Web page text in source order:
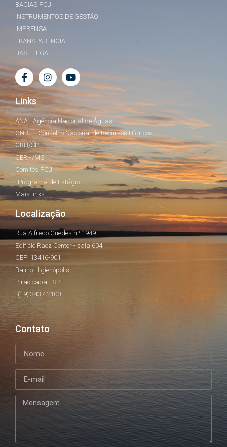
BACIAS PCJ
INSTRUMENTOS DE GESTÃO
IMPRENSA
TRANSPARÊNCIA
BASE LEGAL
Links
ANA - Agência Nacional de Águas
CNRH - Conselho Nacional de Recursos Hídricos
CRH/SP
CERH/MG
Comitês PCJ
Programa de Estágio
Mais links...
Localização
Rua Alfredo Guedes nº 1949
Edifício Racz Center - sala 604
CEP: 13416-901
Bairro Higienópolis
Piracicaba - SP
(19) 3437-2100
Contato